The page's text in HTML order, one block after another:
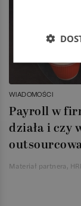
WIADOMOŚCI
Payroll w
działa i czy
Materiał partnera,